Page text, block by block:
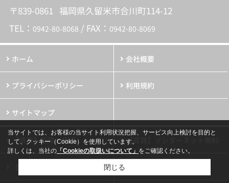
〒839-0861 福岡県久留米市合川町114-12
TEL： 0942-80-8068 / FAX： 0942-80-8069
ホーム 会社概要
プライバシーポリシー 利用規約
サイトマップ
【賃貸】新築・築浅 【賃貸】インターネット無料
メールでお問い合わせ
当サイトでは、お客様の当サイト利用状況把握、サービス向上検討を目的と
して、クッキー（Cookie）を使用しています。
詳しくは、当社の 「Cookieの取扱いについて」 をご確認ください。
閉じる